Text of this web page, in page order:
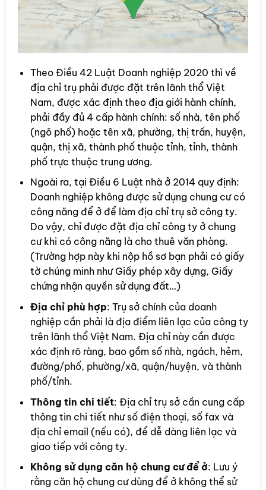
Theo Điều 42 Luật Doanh nghiệp 2020 thì về
địa chỉ trụ phải được đặt trên lãnh thổ Việt
Nam, được xác định theo địa giới hành chính,
phải đầy đủ 4 cấp hành chính: số nhà, tên phố
(ngõ phố) hoặc tên xã, phường, thị trấn, huyện,
quận, thị xã, thành phố thuộc tỉnh, tỉnh, thành
phố trực thuộc trung ương.
Ngoài ra, tại Điều 6 Luật nhà ở 2014 quy định:
Doanh nghiệp không được sử dụng chung cư có
công năng để ở để làm địa chỉ trụ sở công ty.
Do vậy, chỉ được đặt địa chỉ công ty ở chung
cư khi có công năng là cho thuê văn phòng.
(Trường hợp này khi nộp hồ sơ bạn phải có giấy
tờ chúng minh như Giấy phép xây dựng, Giấy
chứng nhận quyền sử dụng đất…)
Địa chỉ phù hợp: Trụ sở chính của doanh
nghiệp cần phải là địa điểm liên lạc của công ty
trên lãnh thổ Việt Nam. Địa chỉ này cần được
xác định rõ ràng, bao gồm số nhà, ngách, hẻm,
đường/phố, phường/xã, quận/huyện, và thành
phố/tỉnh.
Thông tin chi tiết: Địa chỉ trụ sở cần cung cấp
thông tin chi tiết như số điện thoại, số fax và
địa chỉ email (nếu có), để dễ dàng liên lạc và
giao tiếp với công ty.
Không sử dụng căn hộ chung cư để ở: Lưu ý
rằng căn hộ chung cư dùng để ở không thể sử